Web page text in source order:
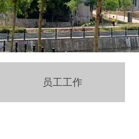
员工工作